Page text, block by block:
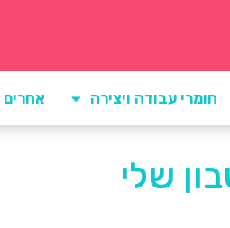
חומרי עבודה ויצירה אחרים
שלי